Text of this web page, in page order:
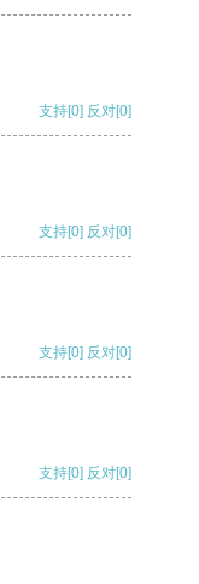
支持[0] 反对[0]
支持[0] 反对[0]
支持[0] 反对[0]
支持[0] 反对[0]